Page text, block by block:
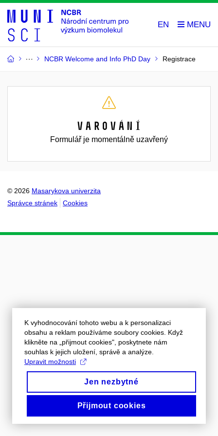
EN
NCBR Welcome and Info PhD Day Registrace
Varování
Formulář je momentálně uzavřený
© 2026 Masarykova univerzita
Správce stránek
Cookies
K vyhodnocování tohoto webu a k personalizaci
obsahu a reklam používáme soubory cookies. Když
klikněte na „přijmout cookies", poskytnete nám
souhlas k jejich uložení, správě a analýze.
Upravit možnosti
Jen nezbytné
Přijmout cookies